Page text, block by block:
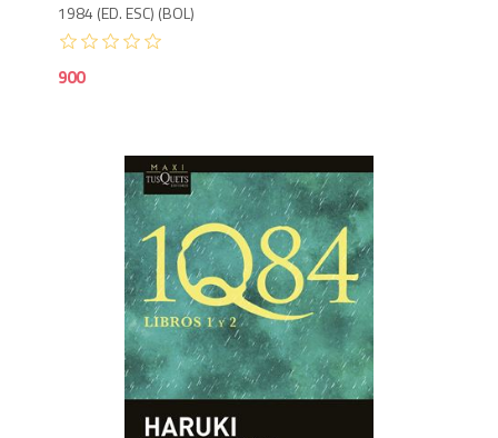
1984 (ED. ESC) (BOL)
900